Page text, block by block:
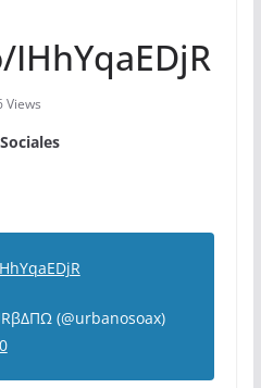
Views
(@urbanosoax)